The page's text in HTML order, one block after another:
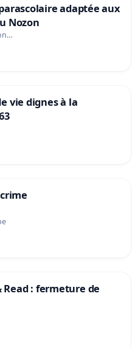
adaptée aux
Nozon
vie dignes à la
: fermeture de